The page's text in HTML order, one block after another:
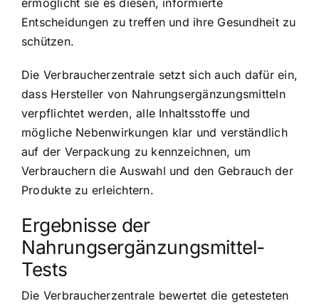
Entscheidungen zu treffen und ihre Gesundheit zu
schützen.
Die Verbraucherzentrale setzt sich auch dafür ein,
dass Hersteller von Nahrungsergänzungsmitteln
verpflichtet werden, alle Inhaltsstoffe und
mögliche Nebenwirkungen klar und verständlich
auf der Verpackung zu kennzeichnen, um
Verbrauchern die Auswahl und den Gebrauch der
Produkte zu erleichtern.
Ergebnisse der
Nahrungsergänzungsmittel-
Tests
Die Verbraucherzentrale bewertet die getesteten